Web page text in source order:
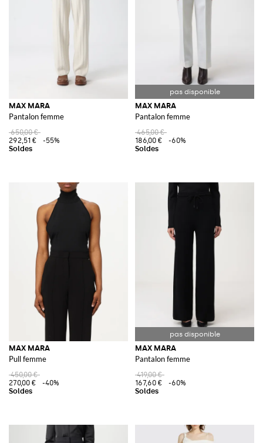
MAX MARA
Pantalon femme
650,00 €
292,51 €
-55%
MAX MARA
Pantalon femme
465,00 €
186,00 €
-60%
MAX MARA
Pull femme
450,00 €
270,00 €
-40%
MAX MARA
Pantalon femme
419,00 €
167,60 €
-60%